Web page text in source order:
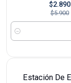
$2.890
$5.900
Cantidad
Estación De